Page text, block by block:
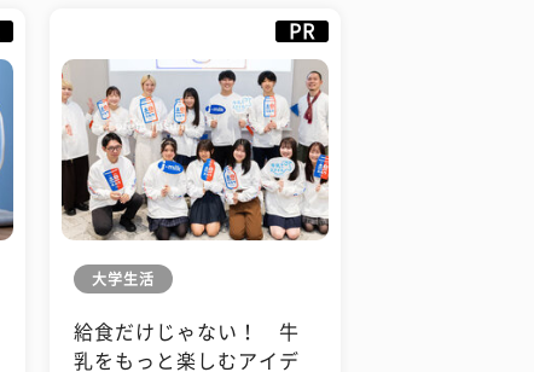
PR
大学生活
給食だけじゃない！ 牛
乳をもっと楽しむアイデ